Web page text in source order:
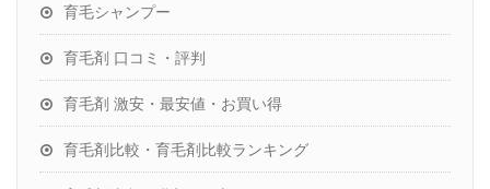
育毛シャンプー
育毛剤 口コミ・評判
育毛剤 激安・最安値・お買い得
育毛剤比較・育毛剤比較ランキング